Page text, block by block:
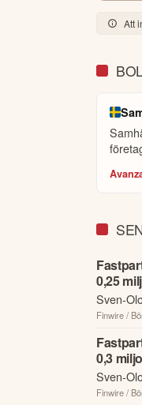
Vi har
Vi
Vår
svag
Att
0,25
Sven-
Finwire /
0,3
Sven-
där han
Finwire /